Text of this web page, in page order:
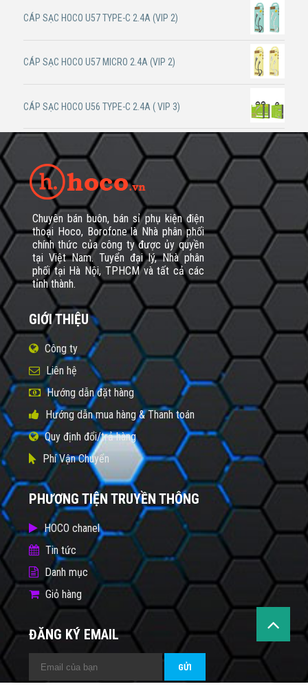
CÁP SẠC HOCO U57 TYPE-C 2.4A (VIP 2)
CÁP SẠC HOCO U57 MICRO 2.4A (VIP 2)
CÁP SẠC HOCO U56 TYPE-C 2.4A ( VIP 3)
Chuyên bán buôn, bán sỉ phụ kiện điện
thoại Hoco, Borofone là Nhà phân phối
chính thức của công ty được ủy quyền
tại Việt Nam. Tuyển đại lý, Nhà phân
phối tại Hà Nội, TPHCM và tất cả các
tỉnh thành.
GIỚI THIỆU
Công ty
Liên hệ
Hướng dẫn đặt hàng
Hướng dẫn mua hàng & Thanh toán
Quy định đổi/trả hàng
Phí Vận Chuyển
PHƯƠNG TIỆN TRUYỀN THÔNG
HOCO chanel
Tin tức
Danh mục
Giỏ hàng
ĐĂNG KÝ EMAIL